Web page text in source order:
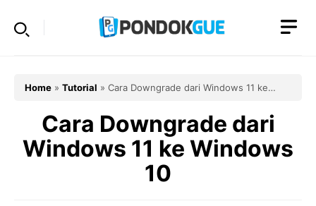
Home » Tutorial » Cara Downgrade dari Windows 11 ke
Cara Downgrade dari
Windows 11 ke Windows
10